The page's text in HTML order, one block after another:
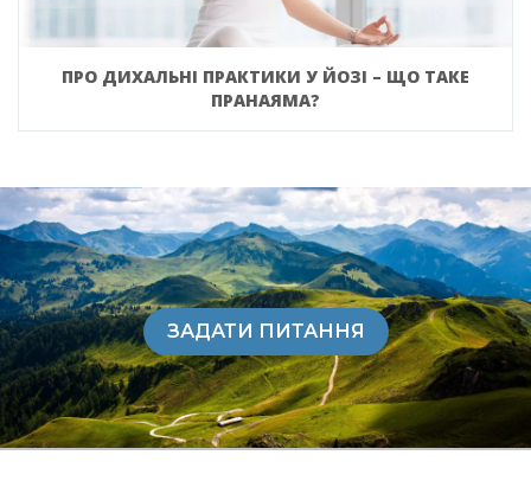
ПРО ДИХАЛЬНІ ПРАКТИКИ У ЙОЗІ – ЩО ТАКЕ
ПРАНАЯМА?
ЗАДАТИ ПИТАННЯ